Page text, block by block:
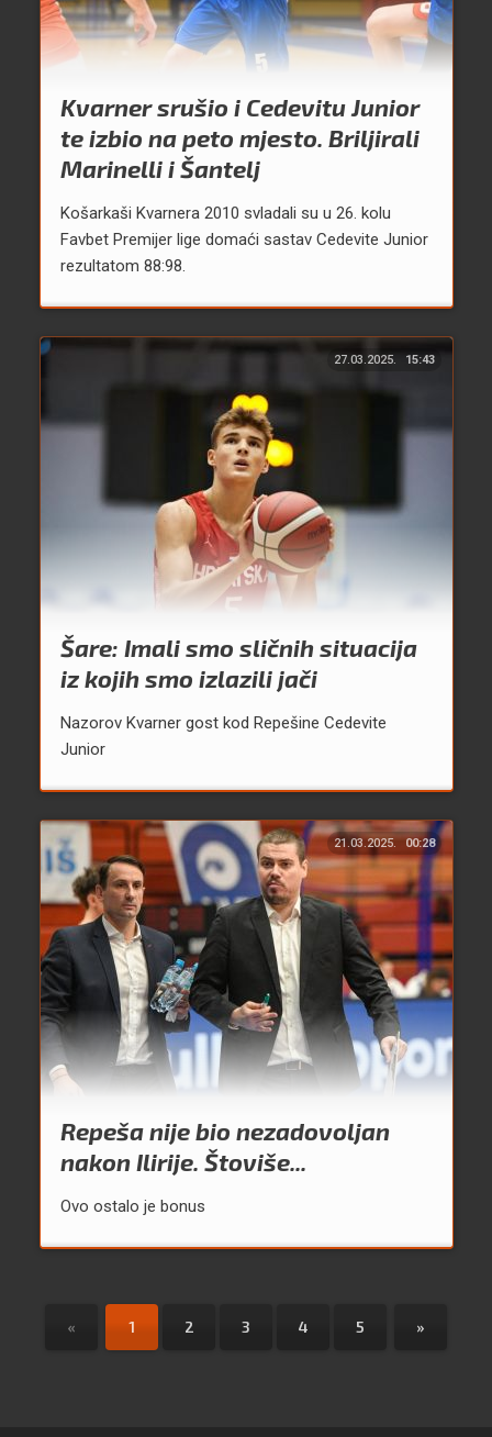
Kvarner srušio i Cedevitu Junior
te izbio na peto mjesto. Briljirali
Marinelli i Šantelj
Košarkaši Kvarnera 2010 svladali su u 26. kolu
Favbet Premijer lige domaći sastav Cedevite Junior
rezultatom 88:98.
27.03.2025. 15:43
Šare: Imali smo sličnih situacija
iz kojih smo izlazili jači
Nazorov Kvarner gost kod Repešine Cedevite
Junior
21.03.2025. 00:28
Repeša nije bio nezadovoljan
nakon Ilirije. Štoviše...
Ovo ostalo je bonus
« 1 2 3 4 5 »